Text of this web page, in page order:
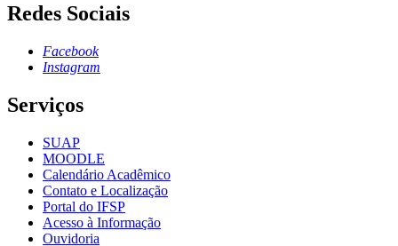
Redes Sociais
Facebook
Instagram
Serviços
SUAP
MOODLE
Calendário Acadêmico
Contato e Localização
Portal do IFSP
Acesso à Informação
Ouvidoria